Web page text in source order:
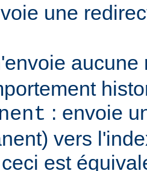
une
: envoie
vers
ceci est